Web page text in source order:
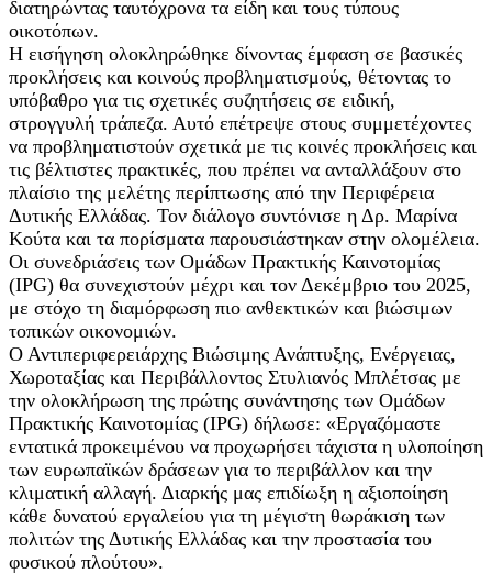
διατηρώντας ταυτόχρονα τα είδη και τους τύπους
οικοτόπων.
Η εισήγηση ολοκληρώθηκε δίνοντας έμφαση σε βασικές
προκλήσεις και κοινούς προβληματισμούς, θέτοντας το
υπόβαθρο για τις σχετικές συζητήσεις σε ειδική,
στρογγυλή τράπεζα. Αυτό επέτρεψε στους συμμετέχοντες
να προβληματιστούν σχετικά με τις κοινές προκλήσεις και
τις βέλτιστες πρακτικές, που πρέπει να ανταλλάξουν στο
πλαίσιο της μελέτης περίπτωσης από την Περιφέρεια
Δυτικής Ελλάδας. Τον διάλογο συντόνισε η Δρ. Μαρίνα
Κούτα και τα πορίσματα παρουσιάστηκαν στην ολομέλεια.
Οι συνεδριάσεις των Ομάδων Πρακτικής Καινοτομίας
(IPG) θα συνεχιστούν μέχρι και τον Δεκέμβριο του 2025,
με στόχο τη διαμόρφωση πιο ανθεκτικών και βιώσιμων
τοπικών οικονομιών.
Ο Αντιπεριφερειάρχης Βιώσιμης Ανάπτυξης, Ενέργειας,
Χωροταξίας και Περιβάλλοντος Στυλιανός Μπλέτσας με
την ολοκλήρωση της πρώτης συνάντησης των Ομάδων
Πρακτικής Καινοτομίας (IPG) δήλωσε: «Εργαζόμαστε
εντατικά προκειμένου να προχωρήσει τάχιστα η υλοποίηση
των ευρωπαϊκών δράσεων για το περιβάλλον και την
κλιματική αλλαγή. Διαρκής μας επιδίωξη η αξιοποίηση
κάθε δυνατού εργαλείου για τη μέγιστη θωράκιση των
πολιτών της Δυτικής Ελλάδας και την προστασία του
φυσικού πλούτου».